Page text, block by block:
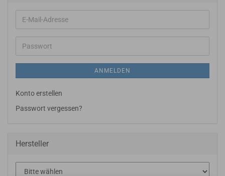
E-
Mail-
Adresse
Passwort
ANMELDEN
Konto erstellen
Passwort vergessen?
Hersteller